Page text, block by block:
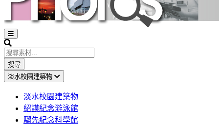
Open
sidebar
Search
搜尋
淡水校園建築物
淡水校園建築物
紹謨紀念游泳館
騮先紀念科學館